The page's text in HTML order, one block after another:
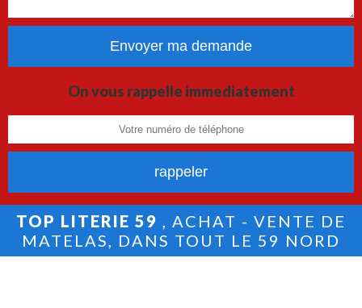
On vous rappelle immediatement
TOP LITERIE 59 , ACHAT - VENTE DE
MATELAS, DANS TOUT LE 59 NORD